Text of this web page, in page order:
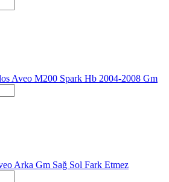
Aveo M200 Spark Hb 2004-2008 Gm
Arka Gm Sağ Sol Fark Etmez